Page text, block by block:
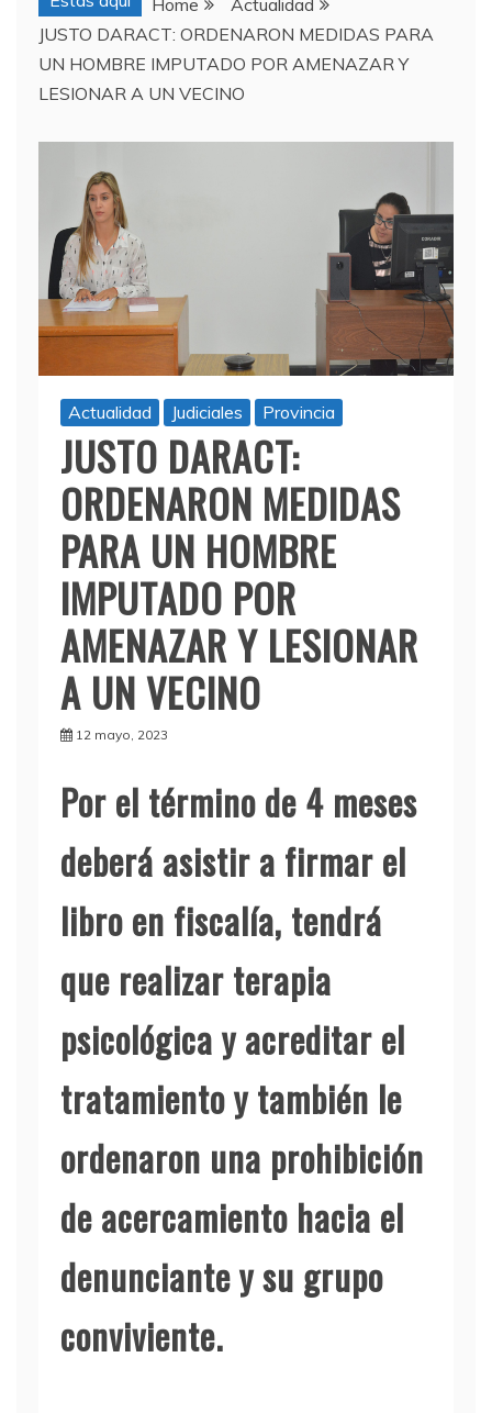
Home
Actualidad
JUSTO DARACT: ORDENARON MEDIDAS PARA
UN HOMBRE IMPUTADO POR AMENAZAR Y
LESIONAR A UN VECINO
Actualidad Judiciales Provincia
JUSTO DARACT:
ORDENARON MEDIDAS
PARA UN HOMBRE
IMPUTADO POR
AMENAZAR Y LESIONAR
A UN VECINO
12 mayo, 2023
Por el término de 4 meses
deberá asistir a firmar el
libro en fiscalía, tendrá
que realizar terapia
psicológica y acreditar el
tratamiento y también le
ordenaron una prohibición
de acercamiento hacia el
denunciante y su grupo
conviviente.